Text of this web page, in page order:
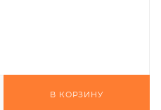
В КОРЗИНУ